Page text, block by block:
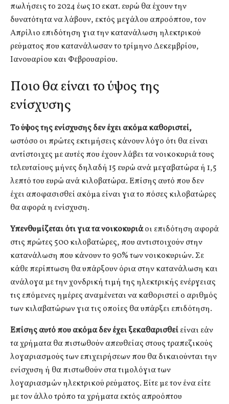
πωλήσεις το 2024 έως 10 εκατ. ευρώ θα έχουν την
δυνατότητα να λάβουν, εκτός μεγάλου απροόπτου, τον
Απρίλιο επιδότηση για την κατανάλωση ηλεκτρικού
ρεύματος που κατανάλωσαν το τρίμηνο Δεκεμβρίου,
Ιανουαρίου και Φεβρουαρίου.
Ποιο θα είναι το ύψος της
ενίσχυσης
Το ύψος της ενίσχυσης δεν έχει ακόμα καθοριστεί,
ωστόσο οι πρώτες εκτιμήσεις κάνουν λόγο ότι θα είναι
αντίστοιχες με αυτές που έχουν λάβει τα νοικοκυριά τους
τελευταίους μήνες δηλαδή 15 ευρώ ανά μεγαβατώρα ή 1,5
λεπτό του ευρώ ανά κιλοβατώρα. Επίσης αυτό που δεν
έχει αποφασισθεί ακόμa είναι για το πόσες κιλοβατώρες
θα αφορά η ενίσχυση.
Υπενθυμίζεται ότι για τα νοικοκυριάοι επιδότηση αφορά
στις πρώτες 500 κιλοβατώρες, που αντιστοιχούν στην
κατανάλωση που κάνουν το 90% των νοικοκυριών. Σε
κάθε περίπτωση θα υπάρξουν όρια στην κατανάλωση και
ανάλογα με την χονδρική τιμή της ηλεκτρικής ενέργειας
τις επόμενες ημέρες αναμένεται να καθοριστεί ο αριθμός
των κιλαβατώρων για τις οποίες θα υπάρξει επιδότηση.
Επίσης αυτό που ακόμα δεν έχει ξεκαθαρισθείείναι εάν
τα χρήματα θα πιστωθούν απευθείας στους τραπεζικούς
λογαριασμούς των επιχειρήσεων που θα δικαιούνται την
ενίσχυση ή θα πιστωθούν στα τιμολόγια των
λογαριασμών ηλεκτρικού ρεύματος. Είτε με τον ένα είτε
με τον άλλο τρόπο τα χρήματα εκτός απροόπτου